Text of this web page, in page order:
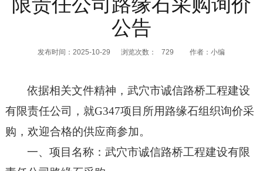
公告
发布时间：2025-10-29 浏览次数： 729 作者：小编
依据相关文件精神 ， 武穴市诚信路桥工程建设
有限责任公司 ，就G347项目所用路缘石组织询价采
购 ，欢迎合格的供应商参加。
一、项目名称：武穴市诚信路桥工程建设有限